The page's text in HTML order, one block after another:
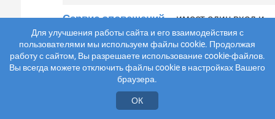
Сервис оповещений— имеет один вход и
не имеет выходов. Содержит настроенные
связи междуправилами сегментациии
правилами корреляции. На входе
принимает поток корреляционных событий
и на основе заданных связей определяет, к
Для улучшения работы сайта и его взаимодействия с
пользователями мы используем файлы cookie. Продолжая
работу с сайтом, Вы разрешаете использование cookie-файлов.
Вы всегда можете отключить файлы cookie в настройках Вашего
браузера.
ОК